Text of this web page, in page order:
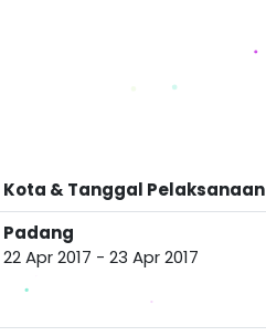
Kota & Tanggal Pelaksanaan
Padang
22 Apr 2017 - 23 Apr 2017